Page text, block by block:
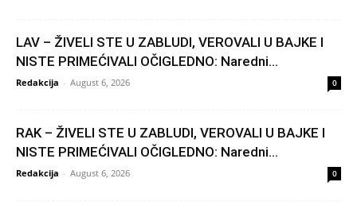
LAV – ŽIVELI STE U ZABLUDI, VEROVALI U BAJKE I
NISTE PRIMEĆIVALI OČIGLEDNO: Naredni...
Redakcija - August 6, 2026 0
RAK – ŽIVELI STE U ZABLUDI, VEROVALI U BAJKE I
NISTE PRIMEĆIVALI OČIGLEDNO: Naredni...
Redakcija - August 6, 2026 0